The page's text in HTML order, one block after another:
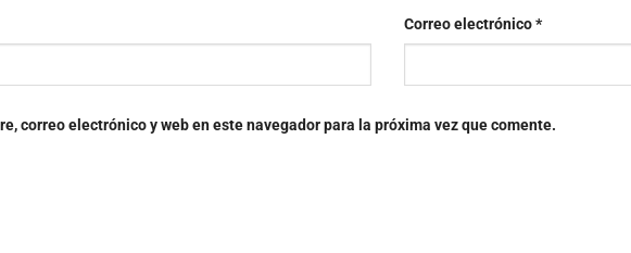
Correo electrónico*
correo electrónico y web en este navegador para la próxima vez que comente.